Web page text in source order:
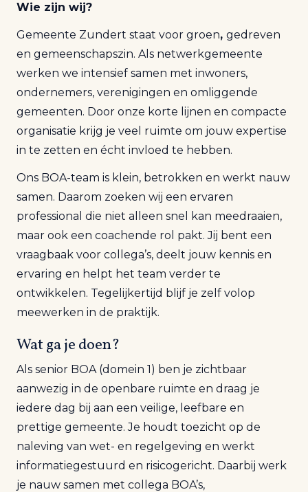
Wie zijn wij?
Gemeente Zundert staat voor groen, gedreven
en gemeenschapszin. Als netwerkgemeente
werken we intensief samen met inwoners,
ondernemers, verenigingen en omliggende
gemeenten. Door onze korte lijnen en compacte
organisatie krijg je veel ruimte om jouw expertise
in te zetten en écht invloed te hebben.
Ons BOA-team is klein, betrokken en werkt nauw
samen. Daarom zoeken wij een ervaren
professional die niet alleen snel kan meedraaien,
maar ook een coachende rol pakt. Jij bent een
vraagbaak voor collega’s, deelt jouw kennis en
ervaring en helpt het team verder te
ontwikkelen. Tegelijkertijd blijf je zelf volop
meewerken in de praktijk.
Wat ga je doen?
Als senior BOA (domein 1) ben je zichtbaar
aanwezig in de openbare ruimte en draag je
iedere dag bij aan een veilige, leefbare en
prettige gemeente. Je houdt toezicht op de
naleving van wet- en regelgeving en werkt
informatiegestuurd en risicogericht. Daarbij werk
je nauw samen met collega BOA’s,